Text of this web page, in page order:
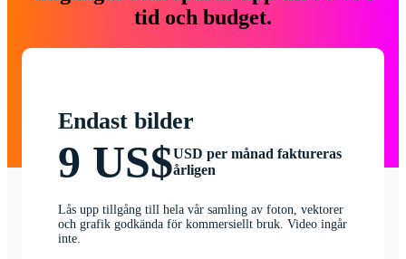
tid och budget.
Endast bilder
9 US$USD per månad faktureras
årligen
Lås upp tillgång till hela vår samling av foton, vektorer
och grafik godkända för kommersiellt bruk. Video ingår
inte.